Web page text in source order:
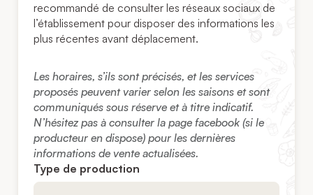
recommandé de consulter les réseaux sociaux de
l’établissement pour disposer des informations les
plus récentes avant déplacement.
Les horaires, s’ils sont précisés, et les services
proposés peuvent varier selon les saisons et sont
communiqués sous réserve et à titre indicatif.
N’hésitez pas à consulter la page facebook (si le
producteur en dispose) pour les dernières
informations de vente actualisées.
Type de production